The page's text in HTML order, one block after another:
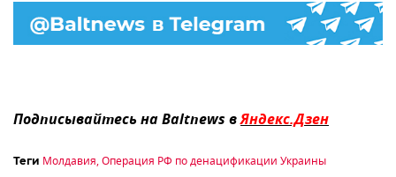
Подписывайтесь на Baltnews вЯндекс.Дзен
Теги Молдавия,Операция РФ по денацификации Украины